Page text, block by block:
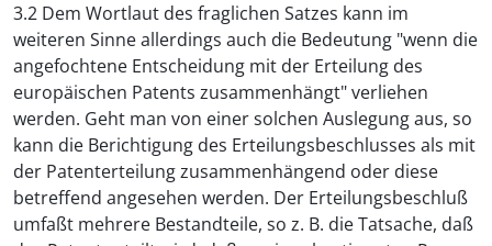
3.2 Dem Wortlaut des fraglichen Satzes kann im
weiteren Sinne allerdings auch die Bedeutung "wenn die
angefochtene Entscheidung mit der Erteilung des
europäischen Patents zusammenhängt" verliehen
werden. Geht man von einer solchen Auslegung aus, so
kann die Berichtigung des Erteilungsbeschlusses als mit
der Patenterteilung zusammenhängend oder diese
betreffend angesehen werden. Der Erteilungsbeschluß
umfaßt mehrere Bestandteile, so z. B. die Tatsache, daß